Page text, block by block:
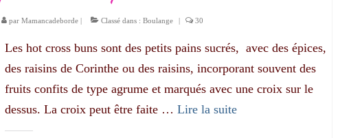
par Mamancadeborde| Classé dans : Boulange 30
Les hot cross buns sont des petits pains sucrés, avec des épices,
des raisins de Corinthe ou des raisins, incorporant souvent des
fruits confits de type agrume et marqués avec une croix sur le
dessus. La croix peut être faite … Lire la suite­­